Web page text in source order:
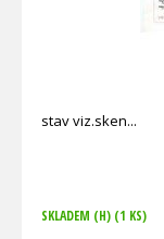
stav viz.sken
SKLADEM (H) (1 KS)